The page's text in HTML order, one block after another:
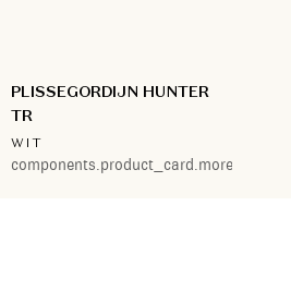
PLISSEGORDIJN HUNTER
TR
WIT
components.product_card.more.4